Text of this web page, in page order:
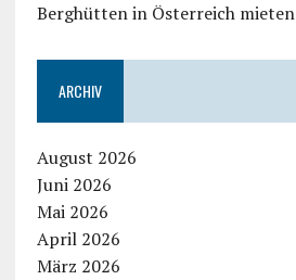
Berghütten in Österreich mieten
ARCHIV
August 2026
Juni 2026
Mai 2026
April 2026
März 2026